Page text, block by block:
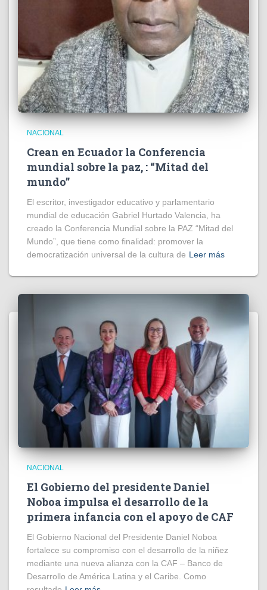
NACIONAL
Crean en Ecuador la Conferencia
mundial sobre la paz, : “Mitad del
mundo”
El escritor, investigador educativo y parlamentario
mundial de educación Gabriel Hurtado Valencia, ha
creado la Conferencia Mundial sobre la PAZ “Mitad del
Mundo”, que tiene como finalidad: promover la
democratización universal de la cultura de Leer más
NACIONAL
El Gobierno del presidente Daniel
Noboa impulsa el desarrollo de la
primera infancia con el apoyo de CAF
El Gobierno Nacional del Presidente Daniel Noboa
fortalece su compromiso con el desarrollo de la niñez
mediante una nueva alianza con la CAF – Banco de
Desarrollo de América Latina y el Caribe. Como